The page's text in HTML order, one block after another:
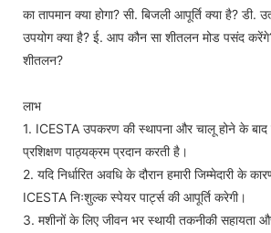
का तापमान क्या होगा? सी. बिजली आपूर्ति क्या है? डी.
उपयोग क्या है? ई. आप कौन सा शीतलन मोड पसंद
शीतलन?
लाभ
1. ICESTA उपकरण की स्थापना और चालू होने के बाद
प्रशिक्षण पाठ्यक्रम प्रदान करती है।
2. यदि निर्धारित अवधि के दौरान हमारी जिम्मेदारी के
ICESTA निःशुल्क स्पेयर पार्ट्स की आपूर्ति करेगी।
3. मशीनों के लिए जीवन भर स्थायी तकनीकी सहायता